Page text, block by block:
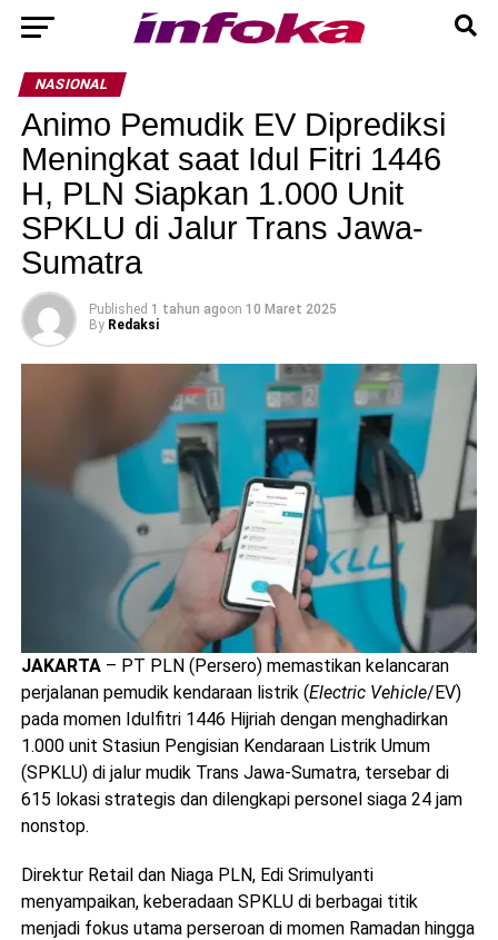
NASIONAL
Animo Pemudik EV Diprediksi
Meningkat saat Idul Fitri 1446
H, PLN Siapkan 1.000 Unit
SPKLU di Jalur Trans Jawa-
Sumatra
Published 1 tahun agoon 10 Maret 2025
By Redaksi
JAKARTA– PT PLN (Persero) memastikan kelancaran
perjalanan pemudik kendaraan listrik (Electric Vehicle/EV)
pada momen Idulfitri 1446 Hijriah dengan menghadirkan
1.000 unit Stasiun Pengisian Kendaraan Listrik Umum
(SPKLU) di jalur mudik Trans Jawa-Sumatra, tersebar di
615 lokasi strategis dan dilengkapi personel siaga 24 jam
nonstop.
Direktur Retail dan Niaga PLN, Edi Srimulyanti
menyampaikan, keberadaan SPKLU di berbagai titik
menjadi fokus utama perseroan di momen Ramadan hingga